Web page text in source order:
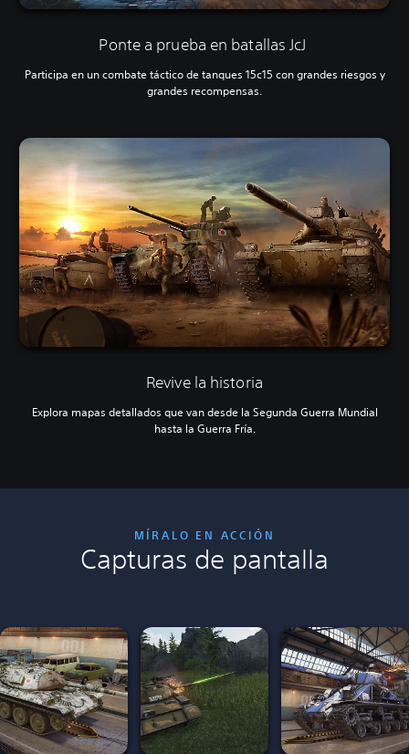
Ponte a prueba en batallas JcJ
Participa en un combate táctico de tanques 15c15 con grandes riesgos y
grandes recompensas.
Revive la historia
Explora mapas detallados que van desde la Segunda Guerra Mundial
hasta la Guerra Fría.
MÍRALO EN ACCIÓN
Capturas de pantalla